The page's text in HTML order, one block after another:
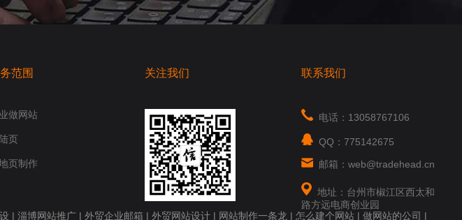
范围
做网站
页
页制作
关注我们 联系我们
电话：13058767106
QQ：775142675
邮箱：web@tradehead.cn
地址：台州市椒江区西太和
路方远电商创业园
| 淄博网站推广| 外贸企业邮箱 | 外贸网站设计| 网站制作一条龙 | 怎么建个网站| 做网站的公司 |